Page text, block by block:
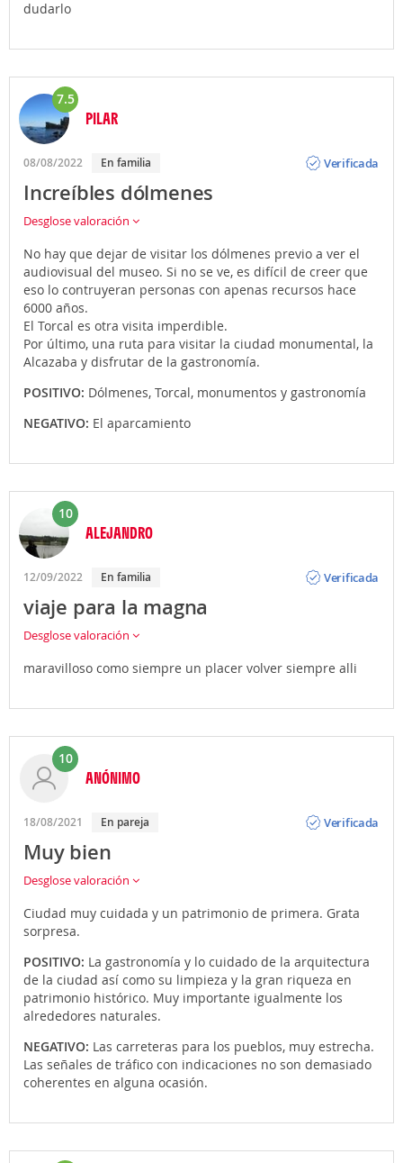
dudarlo
7.5
PILAR
08/08/2022 En familia
Verificada
Increíbles dólmenes
Desglose valoración
No hay que dejar de visitar los dólmenes previo a ver el
audiovisual del museo. Si no se ve, es difícil de creer que
eso lo contruyeran personas con apenas recursos hace
6000 años.
El Torcal es otra visita imperdible.
Por último, una ruta para visitar la ciudad monumental, la
Alcazaba y disfrutar de la gastronomía.
POSITIVO: Dólmenes, Torcal, monumentos y gastronomía
NEGATIVO: El aparcamiento
10
ALEJANDRO
12/09/2022 En familia
Verificada
viaje para la magna
Desglose valoración
maravilloso como siempre un placer volver siempre alli
10
ANÓNIMO
18/08/2021 En pareja
Verificada
Muy bien
Desglose valoración
Ciudad muy cuidada y un patrimonio de primera. Grata
sorpresa.
POSITIVO: La gastronomía y lo cuidado de la arquitectura
de la ciudad así como su limpieza y la gran riqueza en
patrimonio histórico. Muy importante igualmente los
alrededores naturales.
NEGATIVO: Las carreteras para los pueblos, muy estrecha.
Las señales de tráfico con indicaciones no son demasiado
coherentes en alguna ocasión.